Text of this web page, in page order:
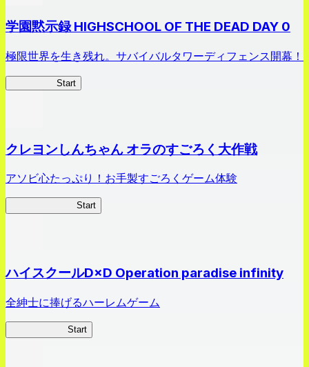
学園黙示録 HIGHSCHOOL OF THE DEAD DAY 0
極限世界を生き残れ。サバイバルタワーディフェンス開幕！
Start
クレヨンしんちゃん オラのすごろく大作戦
アソビ心たっぷり！お手製すごろくゲーム体験
Start
ハイスクールD×D Operation paradise infinity
全紳士に捧げるハーレムゲーム
Start